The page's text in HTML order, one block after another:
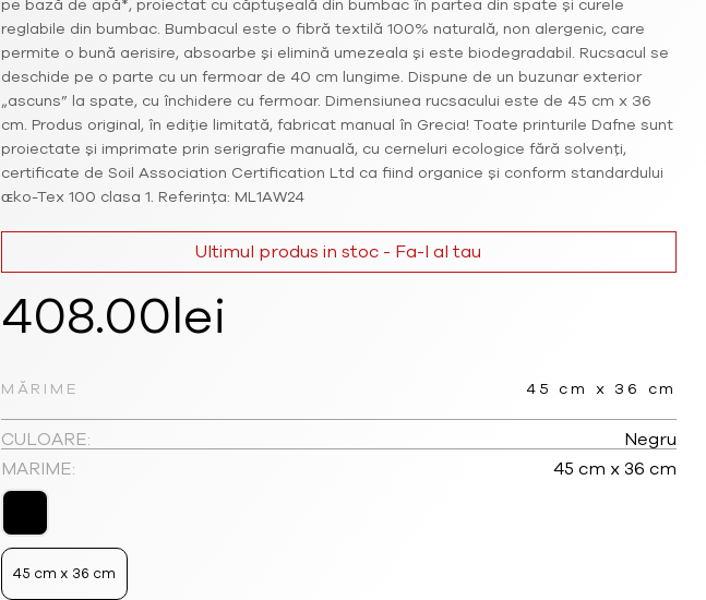
pe bază de apă*, proiectat cu căptușeală din bumbac în partea din spate și curele
reglabile din bumbac. Bumbacul este o fibră textilă 100% naturală, non alergenic, care
permite o bună aerisire, absoarbe și elimină umezeala și este biodegradabil. Rucsacul se
deschide pe o parte cu un fermoar de 40 cm lungime. Dispune de un buzunar exterior
„ascuns” la spate, cu închidere cu fermoar. Dimensiunea rucsacului este de 45 cm x 36
cm. Produs original, în ediție limitată, fabricat manual în Grecia! Toate printurile Dafne sunt
proiectate și imprimate prin serigrafie manuală, cu cerneluri ecologice fără solvenți,
certificate de Soil Association Certification Ltd ca fiind organice și conform standardului
ɶko-Tex 100 clasa 1. Referința: ML1AW24
408.00lei
MĂRIME 45 cm x 36 cm
CULOARE:
Negru
MARIME:
45 cm x 36 cm
45 cm x 36 cm
Ultimul produs in stoc - Fa-l al tau